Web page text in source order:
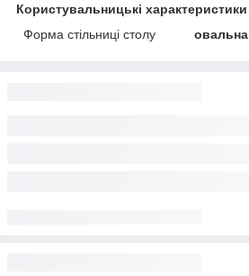
Користувальницькі характеристики
Форма стільниці столу
овальна